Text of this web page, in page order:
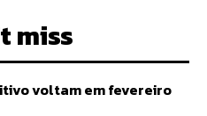
miss
voltam em fevereiro